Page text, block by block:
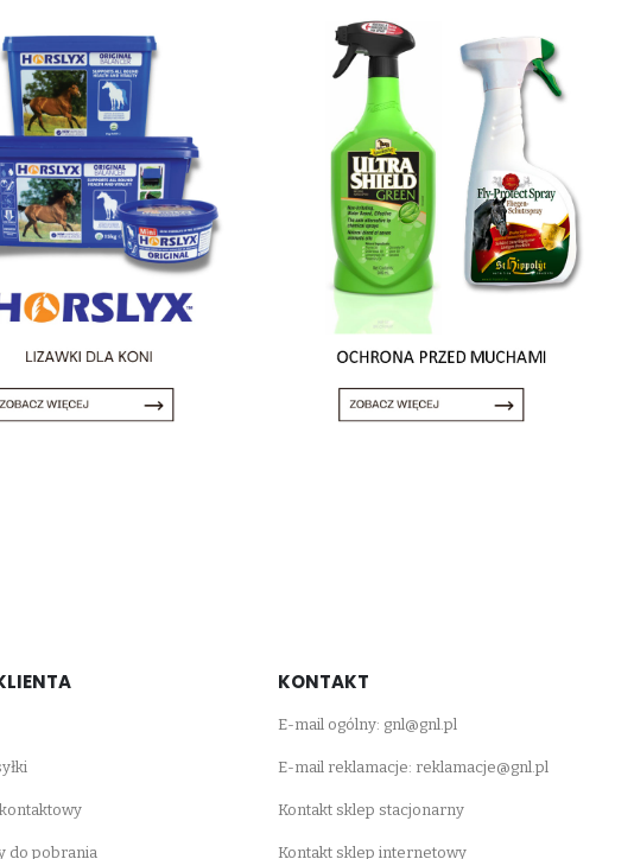
do pobrania
KONTAKT
E-mail ogólny: gnl@gnl.pl
E-mail reklamacje: reklamacje@gnl.pl
Kontakt sklep stacjonarny
Kontakt sklep internetowy